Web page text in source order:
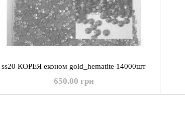
ss20 КОРЕЯ економ gold_hematite 14000шт
650.00 грн